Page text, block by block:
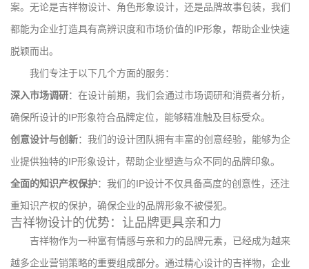
案。无论是吉祥物设计、角色形象设计，还是品牌故事包装，我们
都能为企业打造具有高辨识度和市场价值的IP形象，帮助企业快速
脱颖而出。
我们专注于以下几个方面的服务：
深入市场调研：在设计前期，我们会通过市场调研和消费者分析，
确保所设计的IP形象符合品牌定位，能够精准触及目标受众。
创意设计与创新：我们的设计团队拥有丰富的创意经验，能够为企
业提供独特的IP形象设计，帮助企业塑造与众不同的品牌印象。
全面的知识产权保护：我们的IP设计不仅具备高度的创意性，还注
重知识产权的保护，确保企业的品牌形象不被侵犯。
吉祥物设计的优势：让品牌更具亲和力
吉祥物作为一种富有情感与亲和力的品牌元素，已经成为越来
越多企业营销策略的重要组成部分。通过精心设计的吉祥物，企业